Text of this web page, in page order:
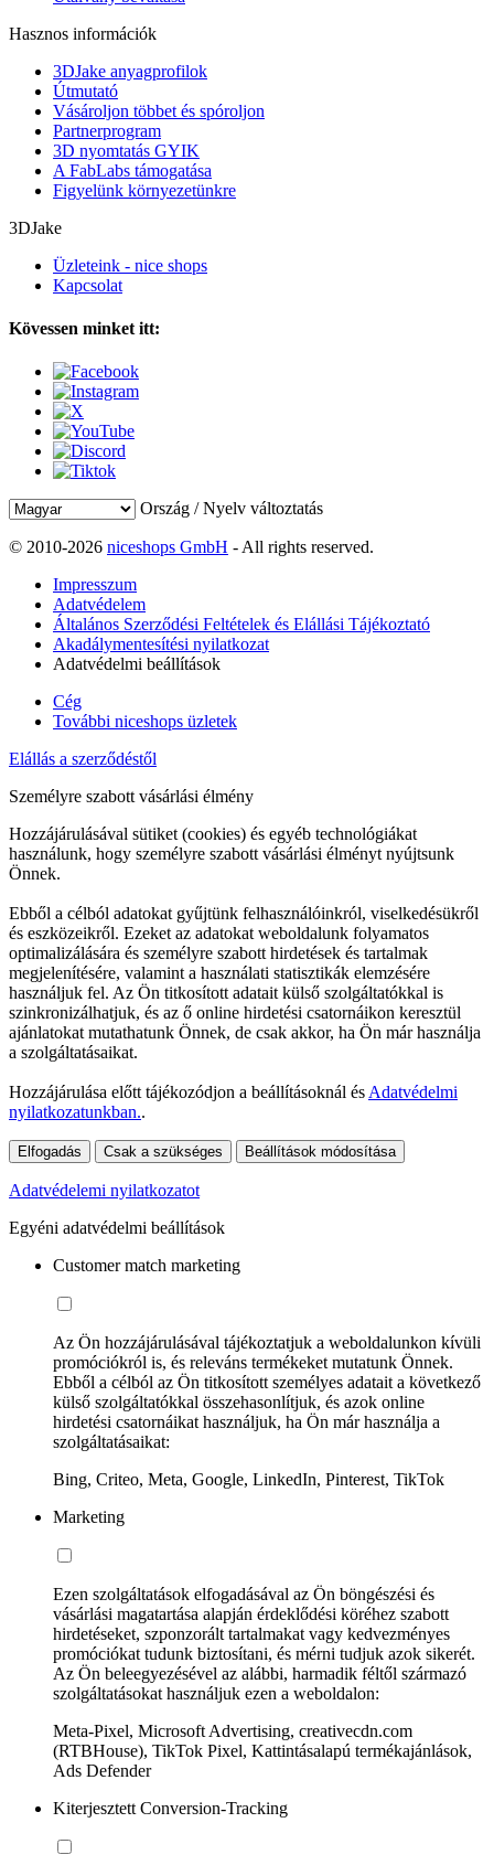
Hasznos információk
3DJake anyagprofilok
Útmutató
Vásároljon többet és spóroljon
Partnerprogram
3D nyomtatás GYIK
A FabLabs támogatása
Figyelünk környezetünkre
3DJake
Üzleteink - nice shops
Kapcsolat
Kövessen minket itt:
Ország / Nyelv változtatás
© 2010-2026 niceshops GmbH - All rights reserved.
Impresszum
Adatvédelem
Általános Szerződési Feltételek és Elállási Tájékoztató
Akadálymentesítési nyilatkozat
Adatvédelmi beállítások
Cég
További niceshops üzletek
Elállás a szerződéstől
Személyre szabott vásárlási élmény
Hozzájárulásával sütiket (cookies) és egyéb technológiákat
használunk, hogy személyre szabott vásárlási élményt nyújtsunk
Önnek.
Ebből a célból adatokat gyűjtünk felhasználóinkról, viselkedésükről
és eszközeikről. Ezeket az adatokat weboldalunk folyamatos
optimalizálására és személyre szabott hirdetések és tartalmak
megjelenítésére, valamint a használati statisztikák elemzésére
használjuk fel. Az Ön titkosított adatait külső szolgáltatókkal is
szinkronizálhatjuk, és az ő online hirdetési csatornáikon keresztül
ajánlatokat mutathatunk Önnek, de csak akkor, ha Ön már használja
a szolgáltatásaikat.
Hozzájárulása előtt tájékozódjon a beállításoknál és Adatvédelmi
nyilatkozatunkban..
Elfogadás Csak a szükséges Beállítások módosítása
Adatvédelemi nyilatkozatot
Egyéni adatvédelmi beállítások
Customer match marketing
Az Ön hozzájárulásával tájékoztatjuk a weboldalunkon kívüli
promóciókról is, és releváns termékeket mutatunk Önnek.
Ebből a célból az Ön titkosított személyes adatait a következő
külső szolgáltatókkal összehasonlítjuk, és azok online
hirdetési csatornáikat használjuk, ha Ön már használja a
szolgáltatásaikat:
Bing, Criteo, Meta, Google, LinkedIn, Pinterest, TikTok
Marketing
Ezen szolgáltatások elfogadásával az Ön böngészési és
vásárlási magatartása alapján érdeklődési köréhez szabott
hirdetéseket, szponzorált tartalmakat vagy kedvezményes
promóciókat tudunk biztosítani, és mérni tudjuk azok sikerét.
Az Ön beleegyezésével az alábbi, harmadik féltől származó
szolgáltatásokat használjuk ezen a weboldalon:
Meta-Pixel, Microsoft Advertising, creativecdn.com
(RTBHouse), TikTok Pixel, Kattintásalapú termékajánlások,
Ads Defender
Kiterjesztett Conversion-Tracking